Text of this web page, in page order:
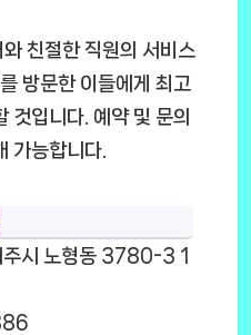
친절한 직원의 서비스
방문한 이들에게 최고
것입니다. 예약 및 문의
가능합니다.
주시 노형동 3780-3 1